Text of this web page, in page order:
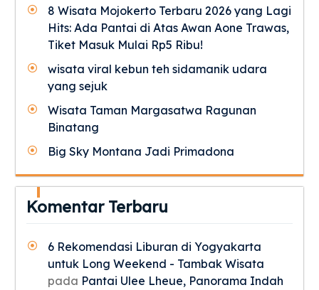
8 Wisata Mojokerto Terbaru 2026 yang Lagi
Hits: Ada Pantai di Atas Awan Aone Trawas,
Tiket Masuk Mulai Rp5 Ribu!
wisata viral kebun teh sidamanik udara
yang sejuk
Wisata Taman Margasatwa Ragunan
Binatang
Big Sky Montana Jadi Primadona
Komentar Terbaru
6 Rekomendasi Liburan di Yogyakarta
untuk Long Weekend - Tambak Wisata
pada Pantai Ulee Lheue, Panorama Indah